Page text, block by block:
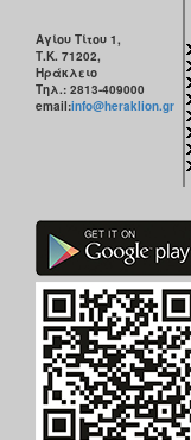
Αγίου Τίτου 1,
Τ.Κ. 71202,
Ηράκλειο
Τηλ.: 2813-409000
email:info@heraklion.gr